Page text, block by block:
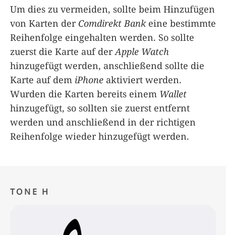
Um dies zu vermeiden, sollte beim Hinzufügen
von Karten der Comdirekt Bankeine bestimmte
Reihenfolge eingehalten werden. So sollte
zuerst die Karte auf derApple Watch
hinzugefügt werden, anschließend sollte die
Karte auf dem iPhone aktiviert werden.
Wurden die Karten bereits einem Wallet
hinzugefügt, so sollten sie zuerst entfernt
werden und anschließend in der richtigen
Reihenfolge wieder hinzugefügt werden.
TONE H